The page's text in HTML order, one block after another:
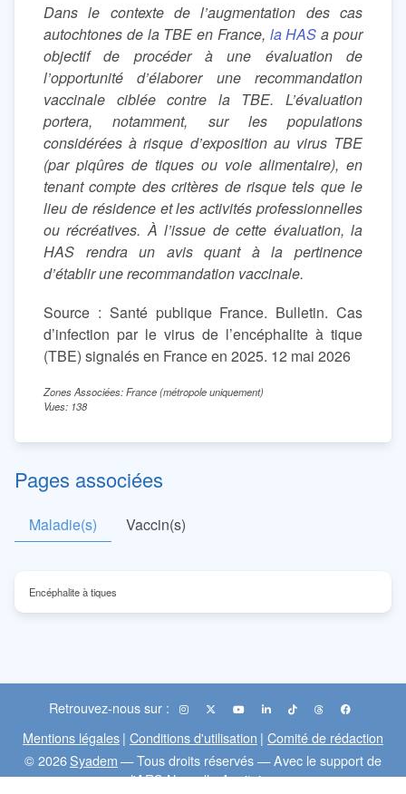
Dans le contexte de l’augmentation des cas
autochtones de la TBE en France, la HAS a pour
objectif de procéder à une évaluation de
l’opportunité d’élaborer une recommandation
vaccinale ciblée contre la TBE. L’évaluation
portera, notamment, sur les populations
considérées à risque d’exposition au virus TBE
(par piqûres de tiques ou voie alimentaire), en
tenant compte des critères de risque tels que le
lieu de résidence et les activités professionnelles
ou récréatives. À l’issue de cette évaluation, la
HAS rendra un avis quant à la pertinence
d’établir une recommandation vaccinale.
Source : Santé publique France. Bulletin. Cas
d’infection par le virus de l’encéphalite à tique
(TBE) signalés en France en 2025. 12 mai 2026
Zones Associées: France (métropole uniquement)
Vues: 138
Pages associées
Maladie(s) Vaccin(s)
Encéphalite à tiques
Retrouvez-nous sur :
Mentions légales| Conditions d'utilisation | Comité de rédaction
© 2026Syadem— Tous droits réservés — Avec le support de
l'ARS Nouvelle-Aquitaine